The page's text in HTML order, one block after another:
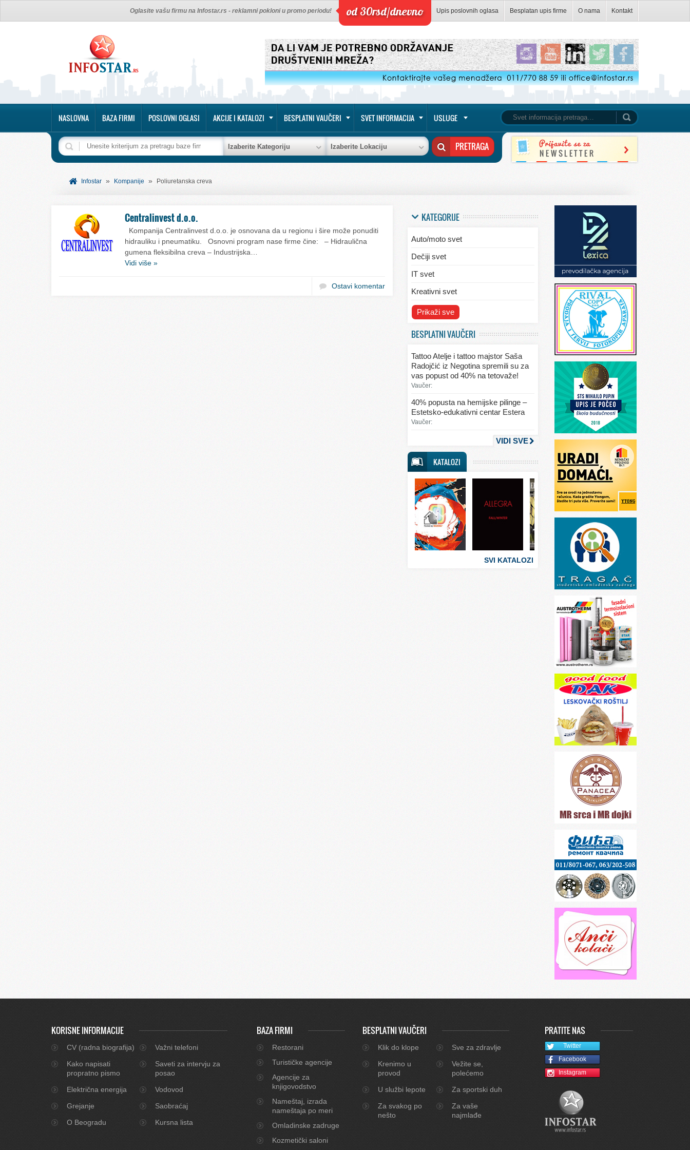
Upis poslovnih oglasa Besplatan upis firme O nama Kontakt
od 30rsd/dnevno
Oglasite vašu firmu na Infostar.rs - reklamni pokloni u promo periodu!
NASLOVNA BAZA FIRMI POSLOVNI OGLASI AKCIJE I KATALOZI BESPLATNI VAUČERI SVET INFORMACIJA USLUGE
Izaberite Kategoriju Izaberite Lokaciju
Infostar » Kompanije » Poliuretanska creva
Centralinvest d.o.o.
Kompanija Centralinvest d.o.o. je osnovana da u regionu i šire može ponuditi
hidrauliku i pneumatiku. Osnovni program nase firme čine: – Hidraulična
gumena fleksibilna creva – Industrijska…
Vidi više »
Ostavi komentar
KATEGORIJE
Auto/moto svet
Dečiji svet
IT svet
Kreativni svet
Svet ekologije
Svet kulinarstva
Svet lepote
Svet mode
Svet sporta
Svet tehnike
Svet ugostiteljstva
Svet zabave i umetnosti
Svet zanimljivosti
Svet zdravlja
Prikaži sve
BESPLATNI VAUČERI
Tattoo Atelje i tattoo majstor Saša
Radojčić iz Negotina spremili su za
vas popust od 40% na tetovaže!
Vaučer:
40% popusta na hemijske pilinge –
Estetsko-edukativni centar Estera
Vaučer:
VIDI SVE
KATALOZI
SVI KATALOZI
KORISNE INFORMACIJE
CV (radna biografija)
Važni telefoni
Kako napisati
propratno pismo
Saveti za intervju za
posao
Električna energija
Vodovod
Grejanje
Saobraćaj
O Beogradu
Kursna lista
BAZA FIRMI
Restorani
Turističke agencije
Agencije za
knjigovodstvo
Nameštaj, izrada
nameštaja po meri
Omladinske zadruge
Kozmetički saloni
BESPLATNI VAUČERI
Klik do klope
Sve za zdravlje
Krenimo u
provod
Vežite se,
polećemo
U službi lepote
Za sportski duh
Za svakog po
nešto
Za vaše
najmlađe
PRATITE NAS
Twitter
Facebook
Instagram